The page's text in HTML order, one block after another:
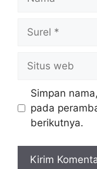
Surel
Situs
web
Simpan
pada
berikutnya.